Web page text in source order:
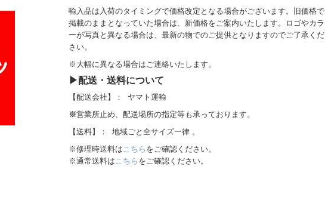
輸入品は入荷のタイミングで価格改定となる場合がございます。旧価格で
掲載のままとなっていた場合は、新価格をご案内いたします。ロゴやカラ
ーが写真と異なる場合は、最新の物でのご提供となりますのでご了承くだ
さい。
※大幅に異なる場合はご連絡いたします。
▶配送・送料について
【配送会社】： ヤマト運輸
※営業所止め、配送場所の指定等も承っております。
【送料】： 地域ごと全サイズ一律 。
※修理時送料は こちら をご確認ください。
※通常送料は こちら をご確認ください。